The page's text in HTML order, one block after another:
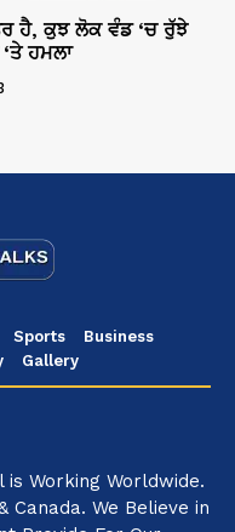
ਹੈ, ਕੁਝ ਲੋਕ ਵੰਡ ‘ਚ ਰੁੱਝੇ
ਹਮਲਾ
Sports
Business
Gallery
is Working Worldwide.
Canada. We Believe in